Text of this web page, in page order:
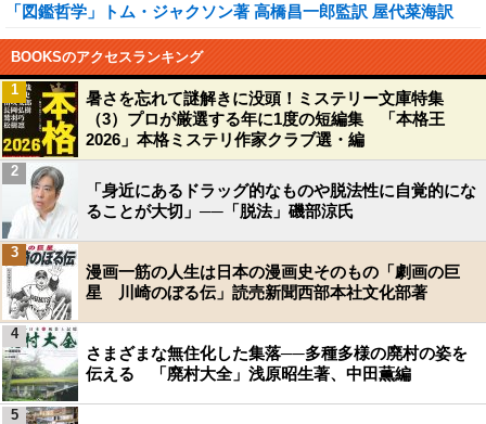
「図鑑哲学」トム・ジャクソン著 高橋昌一郎監訳 屋代菜海訳
BOOKSのアクセスランキング
暑さを忘れて謎解きに没頭！ミステリー文庫特集
（3）プロが厳選する年に1度の短編集 「本格王
2026」本格ミステリ作家クラブ選・編
1
「身近にあるドラッグ的なものや脱法性に自覚的にな
ることが大切」──「脱法」磯部涼氏
2
漫画一筋の人生は日本の漫画史そのもの「劇画の巨
星 川崎のぼる伝」読売新聞西部本社文化部著
3
さまざまな無住化した集落──多種多様の廃村の姿を
伝える 「廃村大全」浅原昭生著、中田薫編
4
5